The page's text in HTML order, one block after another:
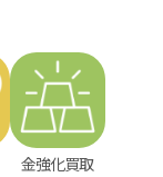
金強化買取